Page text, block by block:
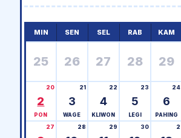
MIN SEN SEL RAB KAM
25 26 27 28 29
2
20
PON
3
21
WAGE
4
22
KLIWON
5
23
LEGI
6
24
PAHING
27 28 29 30 2